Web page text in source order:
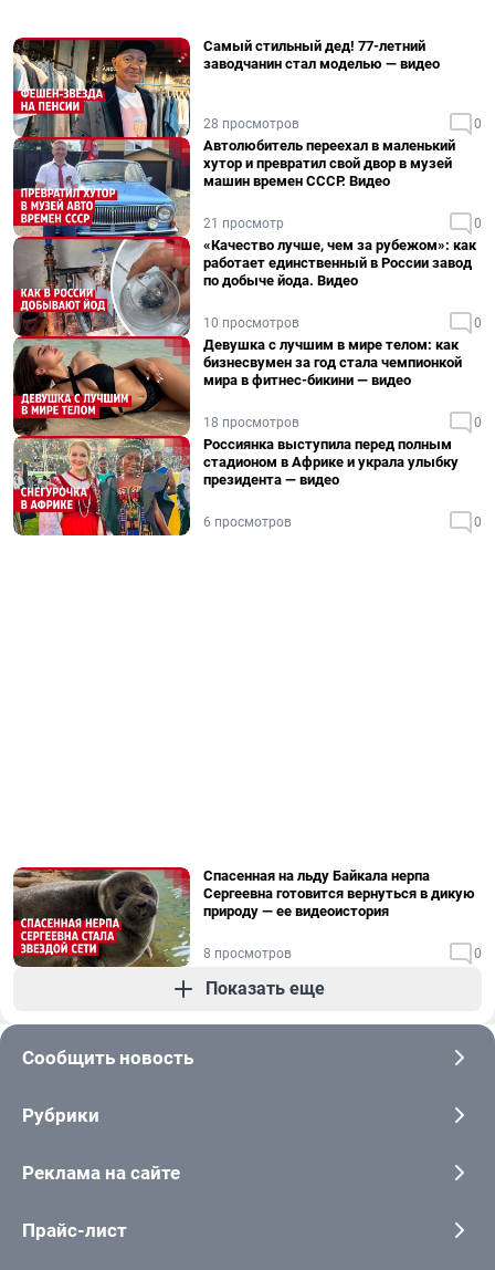
Самый стильный дед! 77-летний
заводчанин стал моделью — видео
28 просмотров 0
Автолюбитель переехал в маленький
хутор и превратил свой двор в музей
машин времен СССР. Видео
21 просмотр 0
«Качество лучше, чем за рубежом»: как
работает единственный в России завод
по добыче йода. Видео
10 просмотров 0
Девушка с лучшим в мире телом: как
бизнесвумен за год стала чемпионкой
мира в фитнес-бикини — видео
18 просмотров 0
Россиянка выступила перед полным
стадионом в Африке и украла улыбку
президента — видео
6 просмотров 0
Спасенная на льду Байкала нерпа
Сергеевна готовится вернуться в дикую
природу — ее видеоистория
8 просмотров 0
Показать еще
Сообщить новость
Рубрики
Реклама на сайте
Прайс-лист